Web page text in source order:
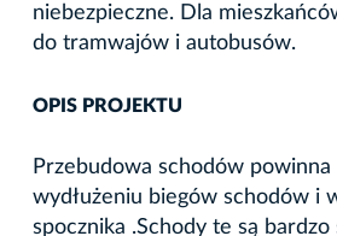
niebezpieczne. Dla
do tramwajów i autobusów.
OPIS PROJEKTU
Przebudowa schodów powinna
wydłużeniu biegów schodów i
spocznika .Schody te są bardzo